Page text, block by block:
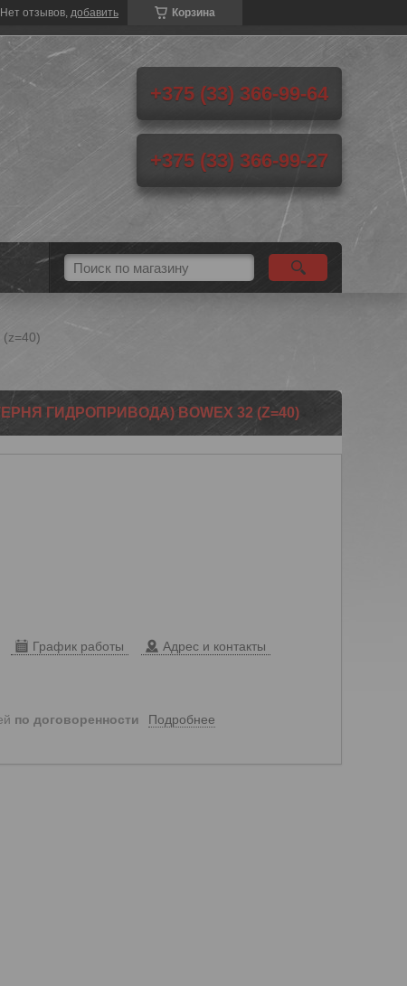
Корзина
Нет отзывов, добавить
+375 (33) 366-99-64
+375 (33) 366-99-27
(z=40)
ГИДРОПРИВОДА) BOWEX 32 (Z=40)
График работы Адрес и контакты
по договоренности Подробнее